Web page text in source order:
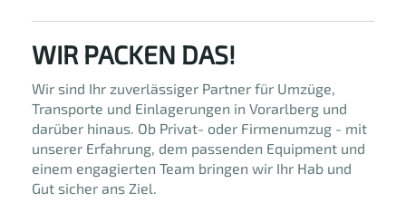
WIR PACKEN DAS!
Wir sind Ihr zuverlässiger Partner für Umzüge,
Transporte und Einlagerungen in Vorarlberg und
darüber hinaus. Ob Privat- oder Firmenumzug - mit
unserer Erfahrung, dem passenden Equipment und
einem engagierten Team bringen wir Ihr Hab und
Gut sicher ans Ziel.